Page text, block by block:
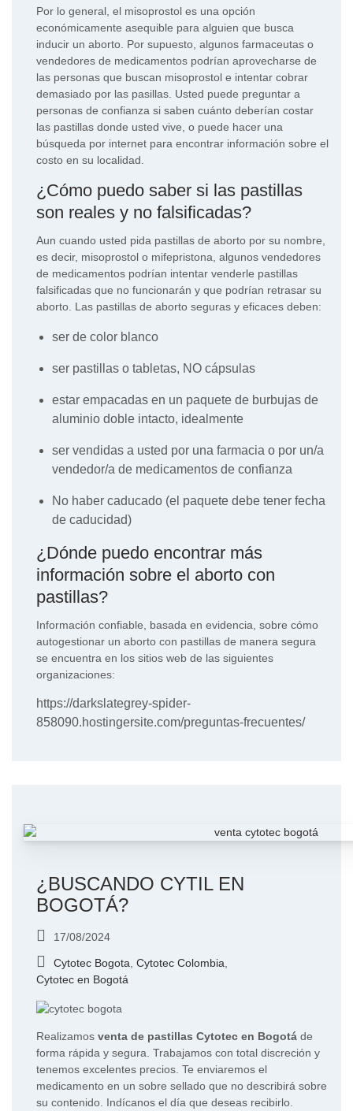
Por lo general, el misoprostol es una opción
económicamente asequible para alguien que busca
inducir un aborto. Por supuesto, algunos farmaceutas o
vendedores de medicamentos podrían aprovecharse de
las personas que buscan misoprostol e intentar cobrar
demasiado por las pasillas. Usted puede preguntar a
personas de confianza si saben cuánto deberían costar
las pastillas donde usted vive, o puede hacer una
búsqueda por internet para encontrar información sobre el
costo en su localidad.
¿Cómo puedo saber si las pastillas
son reales y no falsificadas?
Aun cuando usted pida pastillas de aborto por su nombre,
es decir, misoprostol o mifepristona, algunos vendedores
de medicamentos podrían intentar venderle pastillas
falsificadas que no funcionarán y que podrían retrasar su
aborto. Las pastillas de aborto seguras y eficaces deben:
ser de color blanco
ser pastillas o tabletas, NO cápsulas
estar empacadas en un paquete de burbujas de
aluminio doble intacto, idealmente
ser vendidas a usted por una farmacia o por un/a
vendedor/a de medicamentos de confianza
No haber caducado (el paquete debe tener fecha
de caducidad)
¿Dónde puedo encontrar más
información sobre el aborto con
pastillas?
Información confiable, basada en evidencia, sobre cómo
autogestionar un aborto con pastillas de manera segura
se encuentra en los sitios web de las siguientes
organizaciones:
https://darkslategrey-spider-
858090.hostingersite.com/preguntas-frecuentes/
¿BUSCANDO CYTIL EN
BOGOTÁ?
17/08/2024
Cytotec Bogota, Cytotec Colombia,
Cytotec en Bogotá
Realizamos venta de pastillas Cytotec en Bogotá de
forma rápida y segura. Trabajamos con total discreción y
tenemos excelentes precios. Te enviaremos el
medicamento en un sobre sellado que no describirá sobre
su contenido. Indícanos el día que deseas recibirlo.